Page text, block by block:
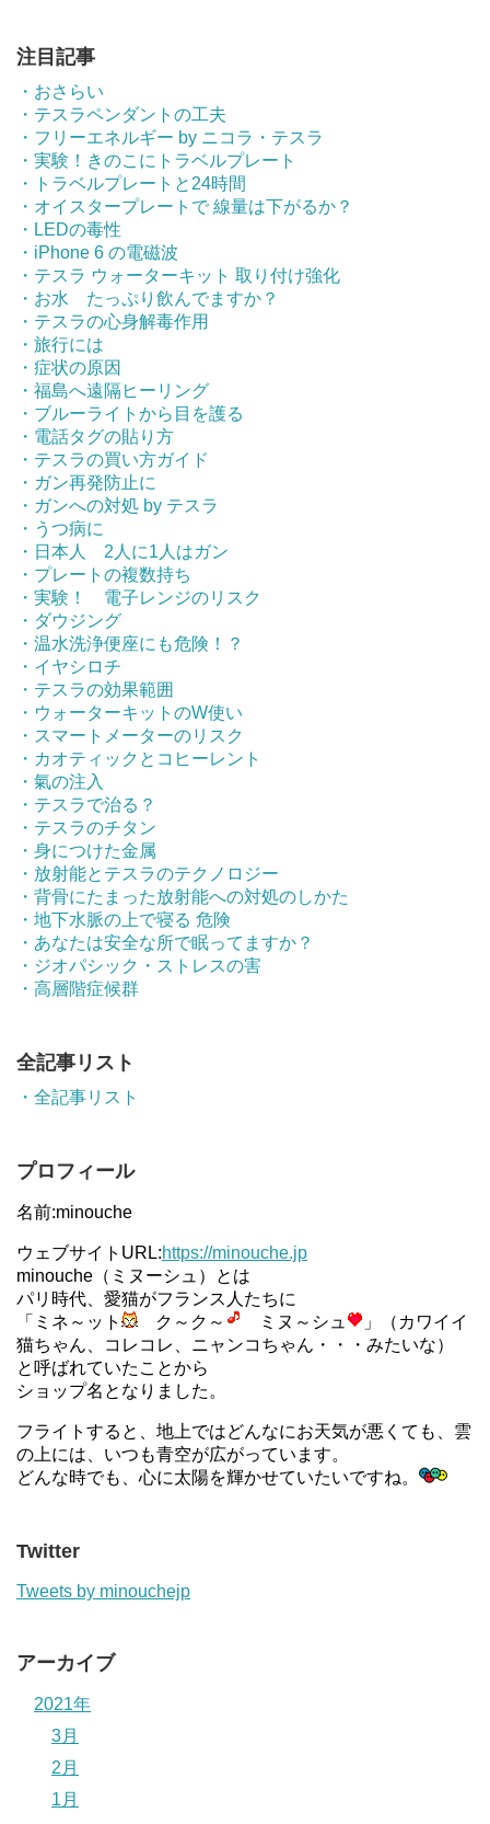
注目記事
・おさらい
・テスラペンダントの工夫
・フリーエネルギー by ニコラ・テスラ
・実験！きのこにトラベルプレート
・トラベルプレートと24時間
・オイスタープレートで 線量は下がるか？
・LEDの毒性
・iPhone 6 の電磁波
・テスラ ウォーターキット 取り付け強化
・お水 たっぷり飲んでますか？
・テスラの心身解毒作用
・旅行には
・症状の原因
・福島へ遠隔ヒーリング
・ブルーライトから目を護る
・電話タグの貼り方
・テスラの買い方ガイド
・ガン再発防止に
・ガンへの対処 by テスラ
・うつ病に
・日本人 2人に1人はガン
・プレートの複数持ち
・実験！ 電子レンジのリスク
・ダウジング
・温水洗浄便座にも危険！？
・イヤシロチ
・テスラの効果範囲
・ウォーターキットのW使い
・スマートメーターのリスク
・カオティックとコヒーレント
・氣の注入
・テスラで治る？
・テスラのチタン
・身につけた金属
・放射能とテスラのテクノロジー
・背骨にたまった放射能への対処のしかた
・地下水脈の上で寝る 危険
・あなたは安全な所で眠ってますか？
・ジオパシック・ストレスの害
・高層階症候群
全記事リスト
・全記事リスト
プロフィール
名前:minouche
ウェブサイトURL:https://minouche.jp
minouche（ミヌーシュ）とは
パリ時代、愛猫がフランス人たちに
「ミネ～ット
ク～ク～ ミヌ～シュ
」（カワイイ
猫ちゃん、コレコレ、ニャンコちゃん・・・みたいな）
と呼ばれていたことから
ショップ名となりました。
フライトすると、地上ではどんなにお天気が悪くても、雲
の上には、いつも青空が広がっています。
どんな時でも、心に太陽を輝かせていたいですね。
Twitter
Tweets by minouchejp
アーカイブ
2021年
3月
2月
1月